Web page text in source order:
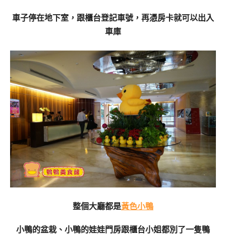
車子停在地下室，跟櫃台登記車號，再憑房卡就可以出入
車庫
整個大廳都是黃色小鴨
小鴨的盆栽、小鴨的娃娃門房跟櫃台小姐都別了一隻鴨